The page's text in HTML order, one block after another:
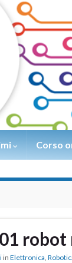
Corso
robot
in Elettronica,